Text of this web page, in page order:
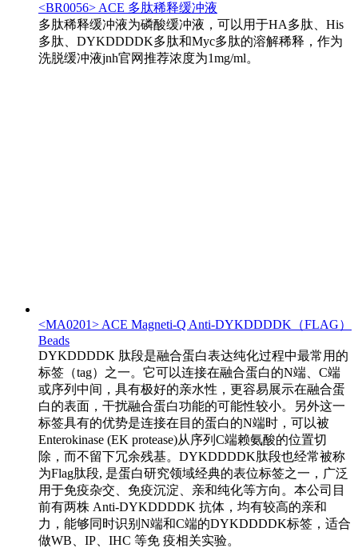
<BR0056> ACE 多肽稀释缓冲液
多肽稀释缓冲液为磷酸缓冲液，可以用于HA多肽、His
多肽、DYKDDDDK多肽和Myc多肽的溶解稀释，作为
洗脱缓冲液jnh官网推荐浓度为1mg/ml。
<MA0201> ACE Magneti-Q Anti-DYKDDDDK（FLAG）
Beads
DYKDDDDK 肽段是融合蛋白表达纯化过程中最常用的
标签（tag）之一。它可以连接在融合蛋白的N端、C端
或序列中间，具有极好的亲水性，更容易展示在融合蛋
白的表面，干扰融合蛋白功能的可能性较小。另外这一
标签具有的优势是连接在目的蛋白的N端时，可以被
Enterokinase (EK protease)从序列C端赖氨酸的位置切
除，而不留下冗余残基。DYKDDDDK肽段也经常被称
为Flag肽段, 是蛋白研究领域经典的表位标签之一，广泛
用于免疫杂交、免疫沉淀、亲和纯化等方向。本公司目
前有两株 Anti-DYKDDDDK 抗体，均有较高的亲和
力，能够同时识别N端和C端的DYKDDDDK标签，适合
做WB、IP、IHC 等免 疫相关实验。